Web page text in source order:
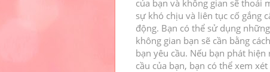
của bạn và không gian sẽ thoải
sự khó chịu và liên tục cố gắng
động. Bạn có thể sử dụng
không gian bạn sẽ cần bằng
bạn yêu cầu. Nếu bạn phát
cầu của bạn, bạn có thể xem